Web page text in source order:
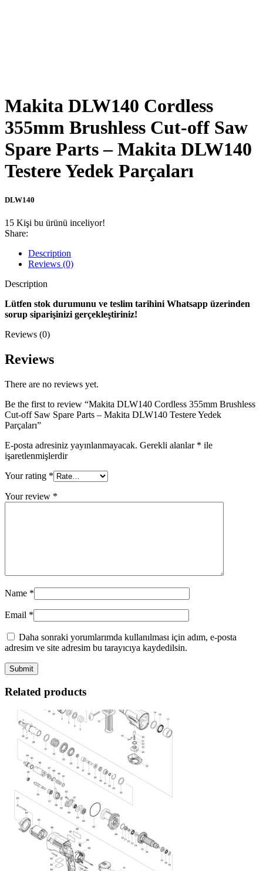
Makita DLW140 Cordless
355mm Brushless Cut-off Saw
Spare Parts – Makita DLW140
Testere Yedek Parçaları
DLW140
15 Kişi bu ürünü inceliyor!
Share:
Description
Reviews (0)
Description
Lütfen stok durumunu ve teslim tarihini Whatsapp üzerinden
sorup siparişinizi gerçekleştiriniz!
Reviews (0)
Reviews
There are no reviews yet.
Be the first to review “Makita DLW140 Cordless 355mm Brushless
Cut-off Saw Spare Parts – Makita DLW140 Testere Yedek
Parçaları”
E-posta adresiniz yayınlanmayacak. Gerekli alanlar * ile
işaretlenmişlerdir
Your rating *
Your review *
Name *
Email *
Daha sonraki yorumlarımda kullanılması için adım, e-posta
adresim ve site adresim bu tarayıcıya kaydedilsin.
Related products